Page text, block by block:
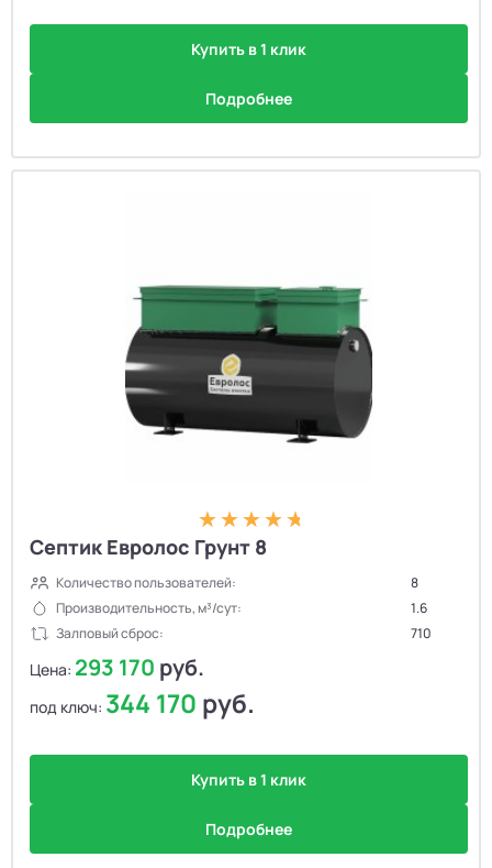
Купить в 1 клик
Подробнее
Септик Евролос Грунт 8
Количество пользователей:
8
Производительность, м³/сут:
1.6
Залповый сброс:
710
Цена: 293 170 руб.
под ключ: 344 170 руб.
Купить в 1 клик
Подробнее